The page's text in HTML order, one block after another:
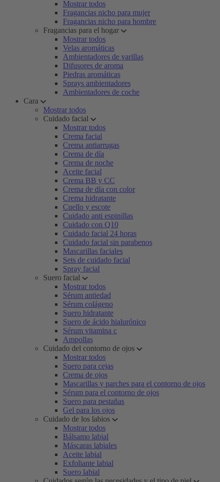
Mostrar todos
Fragancias nicho para mujer
Fragancias nicho para hombre
Fragancias para el hogar
Mostrar todos
Velas aromáticas
Ambientadores de varillas
Difusores de aroma
Piedras aromáticas
Sprays ambientadores
Ambientadores de coche
Cara
Mostrar todos
Cuidado facial
Mostrar todos
Crema facial
Crema antiarrugas
Crema de día
Crema de noche
Aceite facial
Crema BB y CC
Crema de día con color
Crema hidratante
Cuello y escote
Cuidado anti espinillas
Cuidado con Q10
Cuidado facial 24 horas
Cuidado facial sin parabenos
Mascarillas faciales
Sets de cuidado facial
Spray facial
Suero facial
Mostrar todos
Sérum antiedad
Sérum colágeno
Suero hidratante
Suero de ácido hialurónico
Sérum vitamina c
Ampollas
Cuidado del contorno de ojos
Mostrar todos
Suero para cejas
Crema de ojos
Mascarillas y parches para el contorno de ojos
Sérum para el contorno de ojos
Suero para pestañas
Gel para los ojos
Cuidado de los labios
Mostrar todos
Bálsamo labial
Máscaras labiales
Aceite labial
Exfoliante labial
Suero labial